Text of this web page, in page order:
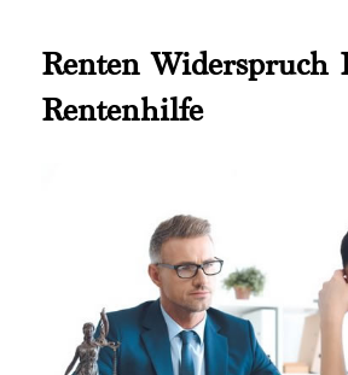
Renten Widerspruch
Rentenhilfe